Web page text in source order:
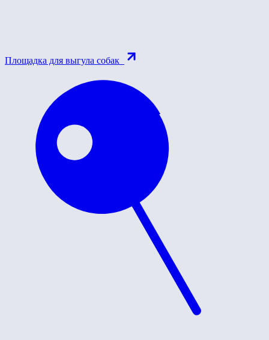
Площадка для выгула собак